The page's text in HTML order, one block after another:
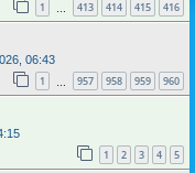
1 413 414 415 416
06:43
1 957 958 959 960
1 2 3 4 5